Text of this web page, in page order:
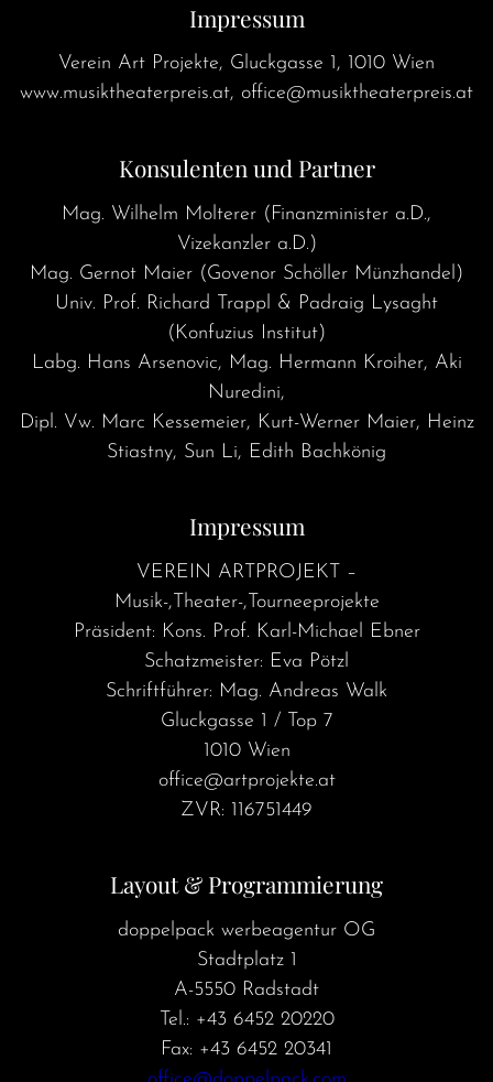
Impressum
Verein Art Projekte, Gluckgasse 1, 1010 Wien
www.musiktheaterpreis.at, office@musiktheaterpreis.at
Konsulenten und Partner
Mag. Wilhelm Molterer (Finanzminister a.D.,
Vizekanzler a.D.)
Mag. Gernot Maier (Govenor Schöller Münzhandel)
Univ. Prof. Richard Trappl & Padraig Lysaght
(Konfuzius Institut)
Labg. Hans Arsenovic, Mag. Hermann Kroiher, Aki
Nuredini,
Dipl. Vw. Marc Kessemeier, Kurt-Werner Maier, Heinz
Stiastny, Sun Li, Edith Bachkönig
Impressum
VEREIN ARTPROJEKT –
Musik-,Theater-,Tourneeprojekte
Präsident: Kons. Prof. Karl-Michael Ebner
Schatzmeister: Eva Pötzl
Schriftführer: Mag. Andreas Walk
Gluckgasse 1 / Top 7
1010 Wien
office@artprojekte.at
ZVR: 116751449
Layout & Programmierung
doppelpack werbeagentur OG
Stadtplatz 1
A-5550 Radstadt
Tel.: +43 6452 20220
Fax: +43 6452 20341